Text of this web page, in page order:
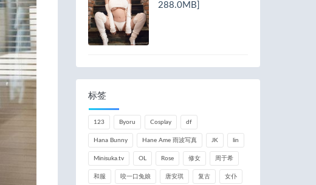
288.0MB]
标签
123 Byoru Cosplay df
Hana Bunny Hane Ame 雨波写真 JK lin
Minisuka.tv OL Rose 修女 周于希
和服 咬一口兔娘 唐安琪 复古 女仆